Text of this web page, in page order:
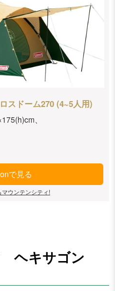
スドーム270 (4~5人用)
、
で見る
ウンテンシティ!
ヘキサゴン